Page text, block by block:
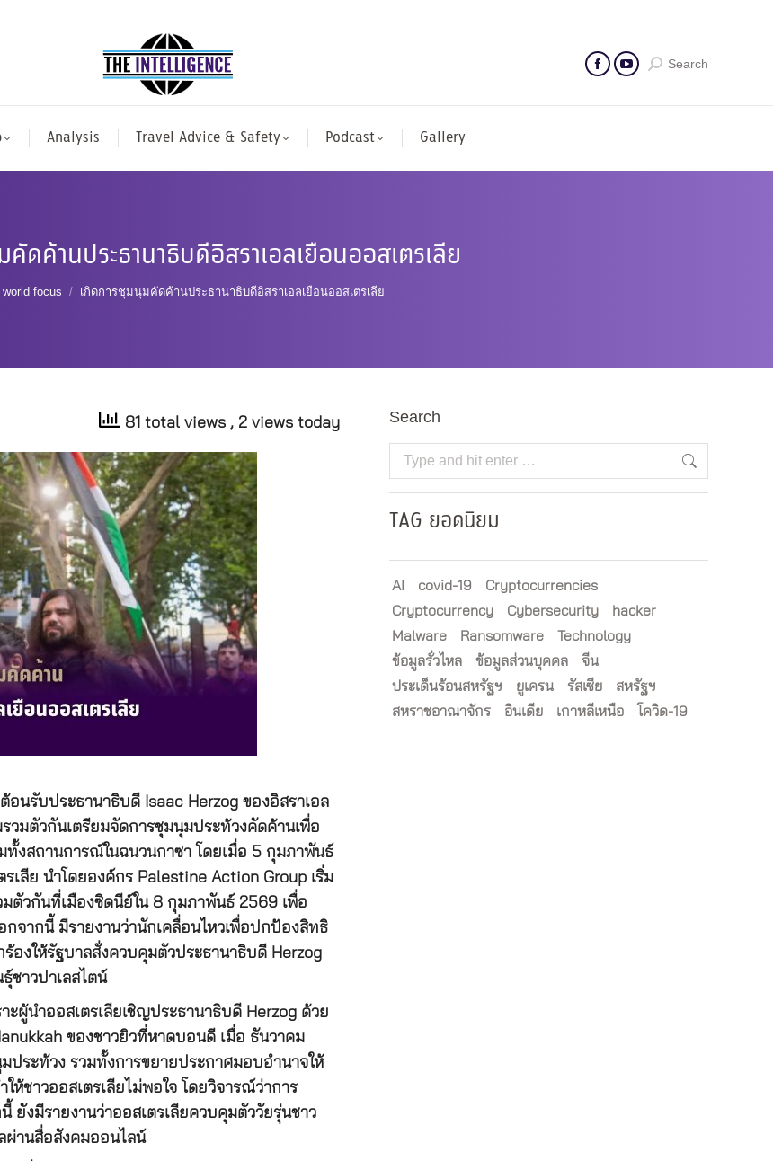
Search
Analysis Travel Advice & Safety Podcast Gallery
ดค้านประธานาธิบดีอิสราเอลเยือนออสเตรเลีย
here:
world focus เกิดการชุมนุมคัดค้านประธานาธิบดีอิสราเอลเยือนออสเตรเลีย
81 total views , 2 views today
นรับประธานาธิบดี Isaac Herzog ของอิสราเอล
วมตัวกันเตรียมจัดการชุมนุมประท้วงคัดค้านเพื่อ
ทั้งสถานการณ์ในฉนวนกาซา โดยเมื่อ 5 กุมภาพันธ์
เลีย นำโดยองค์กร Palestine Action Group เริ่ม
ตัวกันที่เมืองซิดนีย์ใน 8 กุมภาพันธ์ 2569 เพื่อ
จากนี้ มีรายงานว่านักเคลื่อนไหวเพื่อปกป้องสิทธิ
องให้รัฐบาลสั่งควบคุมตัวประธานาธิบดี Herzog
ชาวปาเลสไตน์
ผู้นำออสเตรเลียเชิญประธานาธิบดี Herzog ด้วย
ของชาวยิวที่หาดบอนดี เมื่อ ธันวาคม
ประท้วง รวมทั้งการขยายประกาศมอบอำนาจให้
ห้ชาวออสเตรเลียไม่พอใจ โดยวิจารณ์ว่าการ
งมีรายงานว่าออสเตรเลียควบคุมตัววัยรุ่นชาว
ผ่านสื่อสังคมออนไลน์
Search
Search:
TAG ยอดนิยม
AI covid-19
Cryptocurrencies
Cryptocurrency
Cybersecurity
hacker
Malware
Ransomware
Technology
ข้อมูลรั่วไหล
ข้อมูลส่วนบุคคล
จีน
ประเด็นร้อนสหรัฐฯ
ยูเครน รัสเซีย
สหรัฐฯ
สหราชอาณาจักร
อินเดีย เกาหลีเหนือ โควิด-19